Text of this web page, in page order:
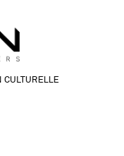
CULTURELLE